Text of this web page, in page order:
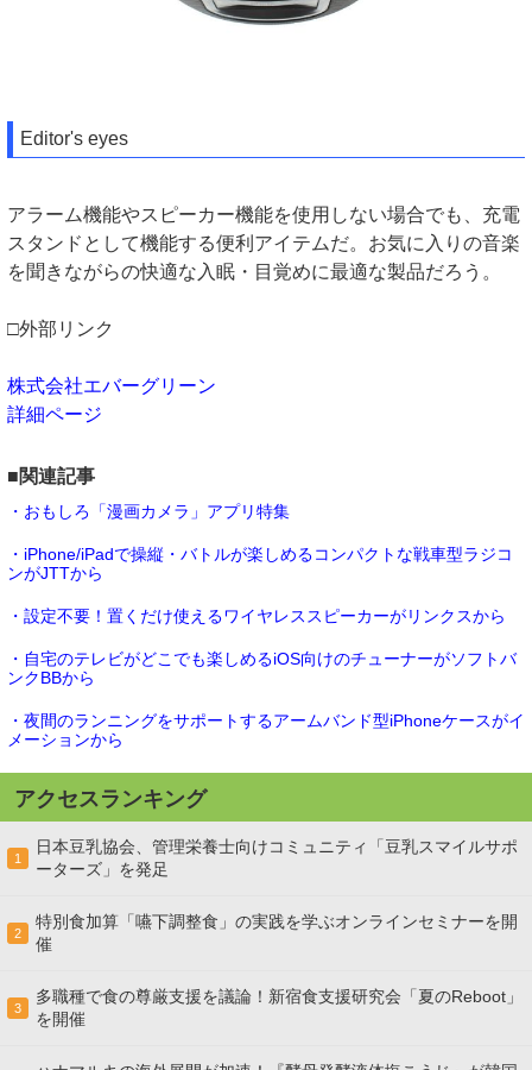
Editor's eyes
アラーム機能やスピーカー機能を使用しない場合でも、充電
スタンドとして機能する便利アイテムだ。お気に入りの音楽
を聞きながらの快適な入眠・目覚めに最適な製品だろう。
□外部リンク
株式会社エバーグリーン
詳細ページ
■関連記事
・おもしろ「漫画カメラ」アプリ特集
・iPhone/iPadで操縦・バトルが楽しめるコンパクトな戦車型ラジコ
ンがJTTから
・設定不要！置くだけ使えるワイヤレススピーカーがリンクスから
・自宅のテレビがどこでも楽しめるiOS向けのチューナーがソフトバ
ンクBBから
・夜間のランニングをサポートするアームバンド型iPhoneケースがイ
メーションから
アクセスランキング
1
日本豆乳協会、管理栄養士向けコミュニティ「豆乳スマイルサポ
ーターズ」を発足
2
特別食加算「嚥下調整食」の実践を学ぶオンラインセミナーを開
催
3
多職種で食の尊厳支援を議論！新宿食支援研究会「夏のReboot」
を開催